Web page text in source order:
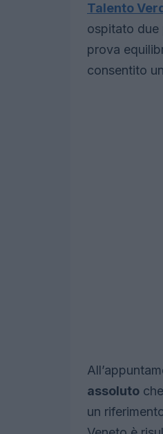
Talento
ospitato
prova
consentito
assoluto
un